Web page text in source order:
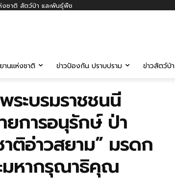
งชาติ สัตว์ป่า และพันธุ์พืช
านแห่งชาติ ข่าวป้องกัน ปราบปราม ข่าวสัตว์ป่า
ระบรมราชชนนี
การอนุรักษ์ ป่า
ติอ่าวสยาม” มรดก
มหากรุณาธิคุณ